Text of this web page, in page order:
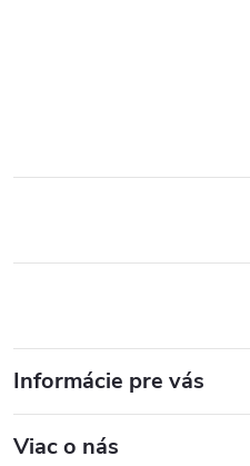
Informácie pre vás
Viac o nás